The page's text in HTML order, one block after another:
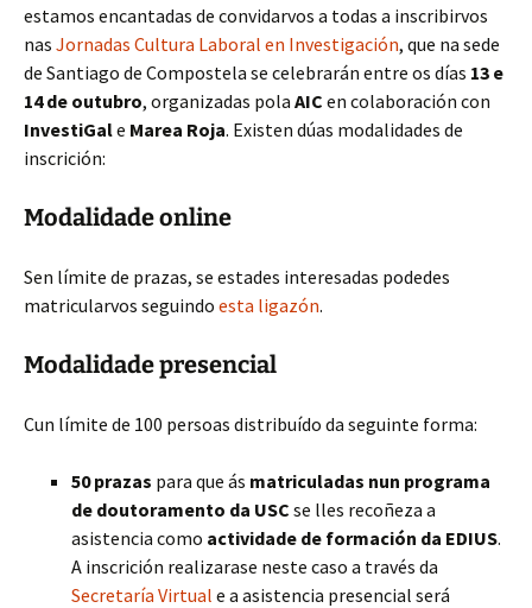
estamos encantadas de convidarvos a todas a inscribirvos
nas Jornadas Cultura Laboral en Investigación, que na sede
de Santiago de Compostela se celebrarán entre os días 13 e
14 de outubro, organizadas pola AIC en colaboración con
InvestiGale Marea Roja. Existen dúas modalidades de
inscrición:
Modalidade online
Sen límite de prazas, se estades interesadas podedes
matricularvos seguindo esta ligazón.
Modalidade presencial
Cun límite de 100 persoas distribuído da seguinte forma:
50 prazas para que ás matriculadas nun programa
de doutoramento da USC se lles recoñeza a
asistencia como actividade de formación da EDIUS.
A inscrición realizarase neste caso a través da
Secretaría Virtual e a asistencia presencial será